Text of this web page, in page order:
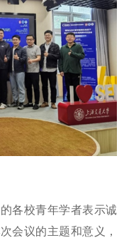
各校青年学者表示诚
会议的主题和意义，